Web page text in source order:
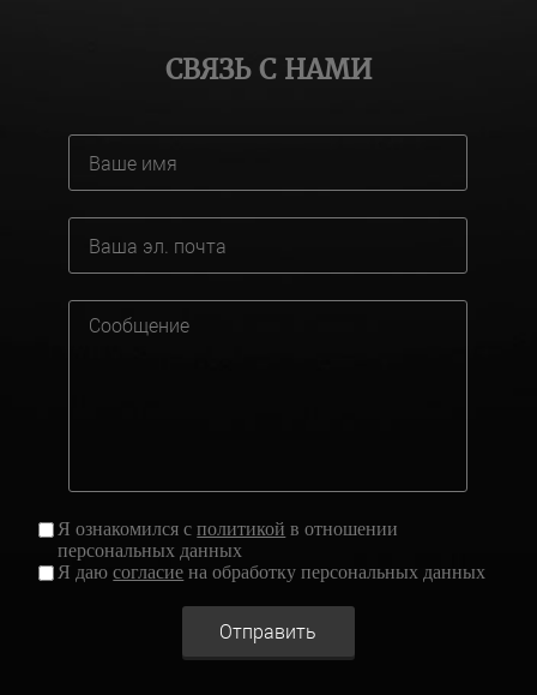
СВЯЗЬ С НАМИ
Я ознакомился сполитикой в отношении
персональных данных
Я даюсогласие на обработку персональных данных
Отправить